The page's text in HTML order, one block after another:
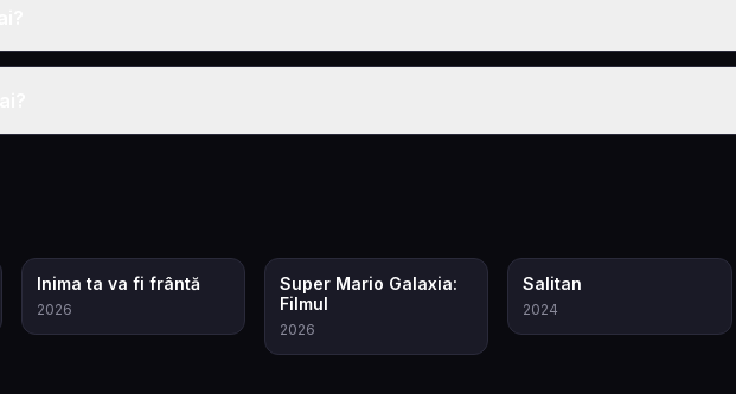
Inima ta va fi frântă
2026
8.2
Super Mario Galaxia:
Filmul
2026
Salitan
2024